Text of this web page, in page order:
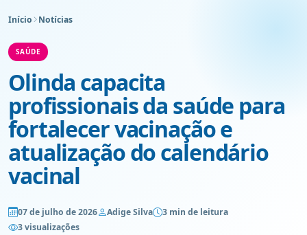
Início Notícias
SAÚDE
Olinda capacita
profissionais da saúde para
fortalecer vacinação e
atualização do calendário
vacinal
07 de julho de 2026 Adige Silva
3 min de leitura
3 visualizações